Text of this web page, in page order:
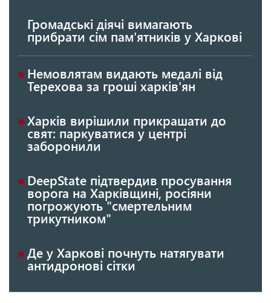
Громадські діячі вимагають
прибрати сім пам'ятників у Харкові
Немовлятам видають медалі від
Терехова за гроші харків'ян
Харків вирішили прикрашати до
свят: паркуватися у центрі
заборонили
DeepState підтвердив просування
ворога на Харківщині, росіяни
погрожують "смертельним
трикутником"
Де у Харкові почнуть натягувати
антидронові сітки